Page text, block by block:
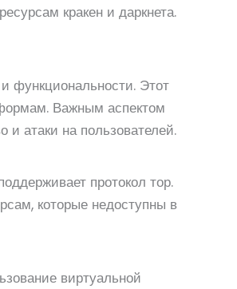
кракен и даркнета.
функциональности. Этот
Важным аспектом
и атаки на пользователей.
протокол тор.
которые недоступны в
виртуальной